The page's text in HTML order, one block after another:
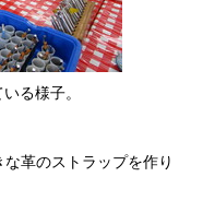
る様子。
革のストラップを作り